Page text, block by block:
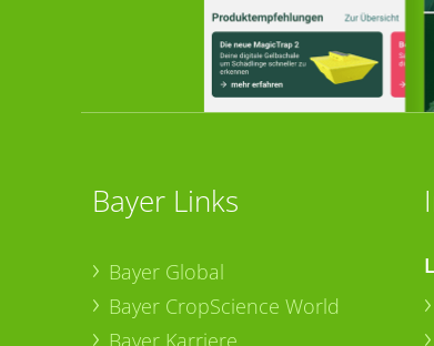
Bayer Links
Bayer Global
Bayer CropScience World
Bayer Karriere